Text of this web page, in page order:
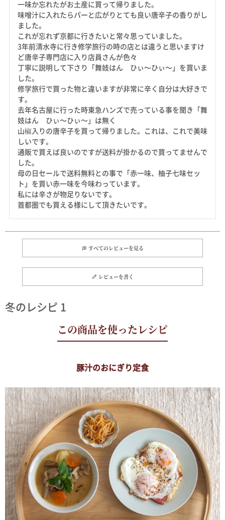
一味か忘れたがお土産に買って帰りました。
味噌汁に入れたらパーと広がりとても良い唐辛子の香りがし
ました。
これが忘れず京都に行きたいと常々思っていました。
3年前清水寺に行き修学旅行の時の店とは違うと思いますけ
ど唐辛子専門店に入り店員さんが色々
丁寧に説明して下さり「舞妓はん　ひぃ～ひぃ～」を買いま
した。
修学旅行で買った物と違いますが非常に辛く自分は大好きで
す。
去年名古屋に行った時東急ハンズで売っている事を聞き「舞
妓はん　ひぃ～ひぃ～」は無く
山椒入りの唐辛子を買って帰りました。これは、これで美味
しいです。
通販で買えば良いのですが送料が掛かるので買ってませんで
した。
母の日セールで送料無料との事で「赤一味、柚子七味セッ
ト」を買い赤一味を今味わっています。
私には辛さが物足りないです。
すべてのレビューを見る
レビューを書く
冬のレシピ 1
豚汁のおにぎり定食